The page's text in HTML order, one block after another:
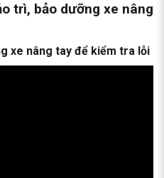
trì, bảo dưỡng xe nâng
xe nâng tay để kiểm tra lỗi